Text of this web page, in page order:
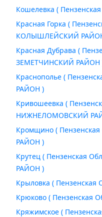
Кошелевка (
Красная Горка (
КОЛЫШЛЕЙСКИЙ
Красная Дубрава (
ЗЕМЕТЧИНСКИЙ РАЙОН
Краснополье (
РАЙОН )
Кривошеевка (
НИЖНЕЛОМОВСКИЙ
Кромщино (
РАЙОН )
Крутец ( Пензенская
РАЙОН )
Крыловка (
Крюково ( Пензенская
Кряжимское (